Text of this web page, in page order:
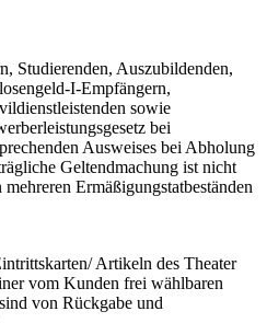
Studierenden, Auszubildenden,
I-Empfängern,
sowie
bei
Ausweises bei Abholung
Geltendmachung ist nicht
Ermäßigungstatbeständen
Artikeln des Theater
vom Kunden frei wählbaren
von Rückgabe und